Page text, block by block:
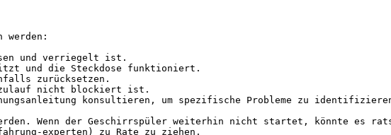
werden:
und verriegelt ist.
und die Steckdose funktioniert.
zurücksetzen.
nicht blockiert ist.
konsultieren, um spezifische Probleme zu
Wenn der Geschirrspüler weiterhin nicht startet, könnte es
experten) zu Rate zu ziehen.